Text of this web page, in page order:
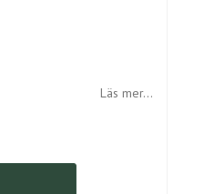
Läs mer...